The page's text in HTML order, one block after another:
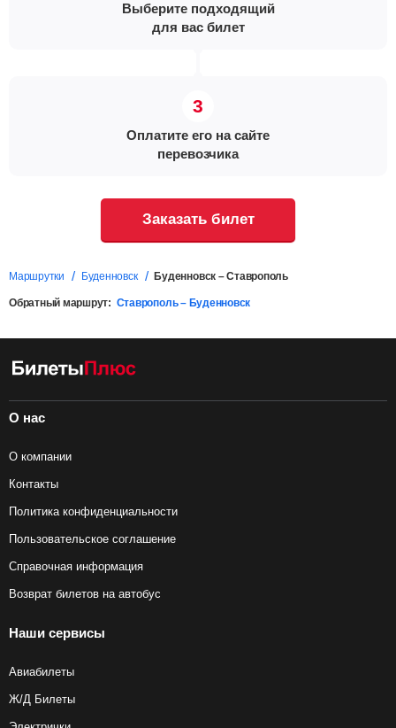
Выберите подходящий
для вас билет
Оплатите его на сайте
перевозчика
Заказать билет
Маршрутки Буденновск Буденновск – Ставрополь
Обратный маршрут: Ставрополь – Буденновск
О нас
О компании
Контакты
Политика конфиденциальности
Пользовательское соглашение
Справочная информация
Возврат билетов на автобус
Наши сервисы
Авиабилеты
Ж/Д Билеты